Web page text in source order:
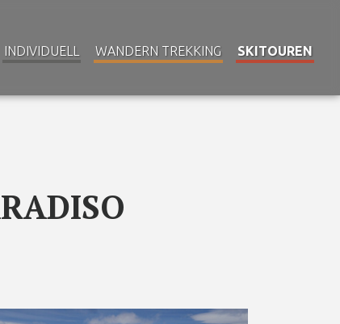
INDIVIDUELL WANDERN TREKKING SKITOUREN